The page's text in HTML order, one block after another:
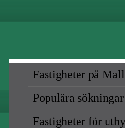
Fastigheter på
Populära
Fastigheter för